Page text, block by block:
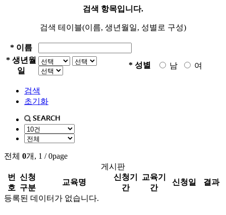
검색 항목입니다.
검색 테이블(이름, 생년월일, 성별로 구성)
* 이름
* 생년월
일
* 성별 남 여
검색
초기화
전체 0개, 1 / 0page
게시판
번
호
신청
구분
교육명
신청기
간
교육기
간
신청일
결과
등록된 데이터가 없습니다.